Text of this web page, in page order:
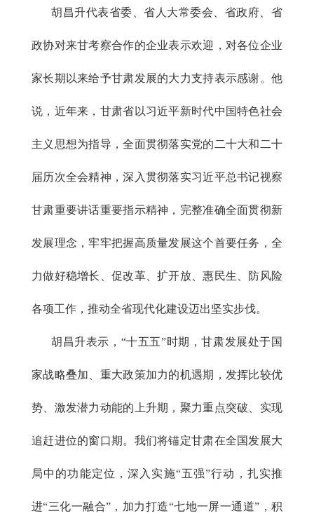
胡昌升代表省委、省人大常委会、省政府、省
政协对来甘考察合作的企业表示欢迎，对各位企业
家长期以来给予甘肃发展的大力支持表示感谢。他
说，近年来，甘肃省以习近平新时代中国特色社会
主义思想为指导，全面贯彻落实党的二十大和二十
届历次全会精神，深入贯彻落实习近平总书记视察
甘肃重要讲话重要指示精神，完整准确全面贯彻新
发展理念，牢牢把握高质量发展这个首要任务，全
力做好稳增长、促改革、扩开放、惠民生、防风险
各项工作，推动全省现代化建设迈出坚实步伐。
胡昌升表示， “十五五”时期，甘肃发展处于国
家战略叠加、重大政策加力的机遇期，发挥比较优
势、激发潜力动能的上升期，聚力重点突破、实现
追赶进位的窗口期。我们将锚定甘肃在全国发展大
局中的功能定位，深入实施“五强”行动，扎实推
进“三化一融合”，加力打造“七地一屏一通道”，积